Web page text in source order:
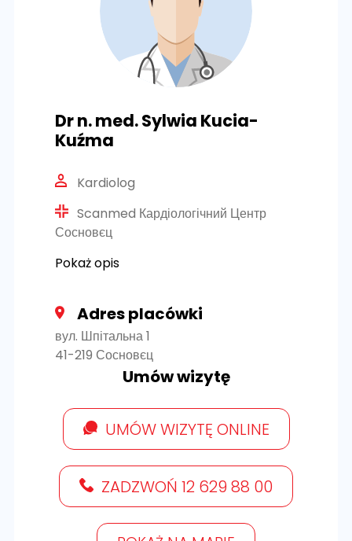
Dr n. med. Sylwia Kucia-
Kuźma
Kardiolog
Scanmed Кардіологічний Центр
Сосновєц
Pokaż opis
Adres placówki
вул. Шпітальна 1
41-219 Сосновєц
Umów wizytę
UMÓW WIZYTĘ ONLINE
ZADZWOŃ 12 629 88 00